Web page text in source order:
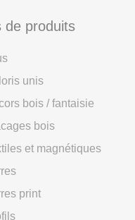
de produits
produits
unis
bois / fantaisie
bois
et magnétiques
print